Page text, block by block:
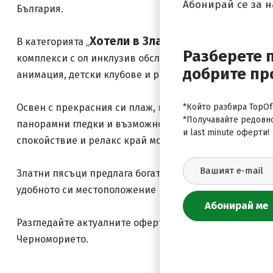
България.
В категорията „Хотели в Златни пясъци
“ ще
комплекси с ол инклузив обслужване, СПА
анимация, детски клубове и разнообразни спортни
Освен с прекрасния си плаж, курортът впечатлява
панорамни гледки и възможности за разходки сред
спокойствие и релакс край морето.
Златни пясъци предлага богато разнообразие от
удобното си местоположение и близостта до Варна,
Разгледайте актуалните оферти за хотели в
Черноморието.
Абонирай се за
Разберете
добрите
*Който разбира
*Получавайте
и last minute оферти!